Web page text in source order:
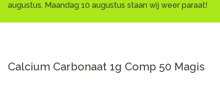
augustus. Maandag 10 augustus staan wij weer paraat!
Calcium Carbonaat 1g Comp 50 Magis